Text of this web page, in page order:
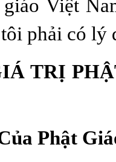
Việt
phải có lý
TRỊ
Phật